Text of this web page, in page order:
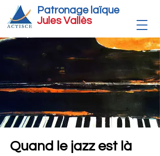
Patronage laïque
Jules Vallès
Quand le jazz est là